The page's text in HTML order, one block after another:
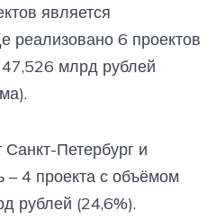
является
реализовано 6 проектов
млрд рублей
Петербург и
– 4 проекта с объёмом
рублей (24,6%).